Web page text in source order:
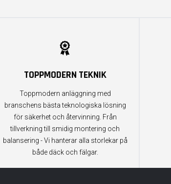
TOPPMODERN TEKNIK
Toppmodern anläggning med
branschens bästa teknologiska lösning
för säkerhet och återvinning. Från
tillverkning till smidig montering och
balansering - Vi hanterar alla storlekar på
både däck och fälgar.